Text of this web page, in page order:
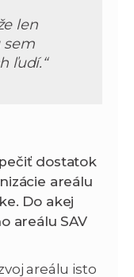
len
sem
ľudí.“
dostatok
areálu
Do akej
areálu SAV
areálu isto